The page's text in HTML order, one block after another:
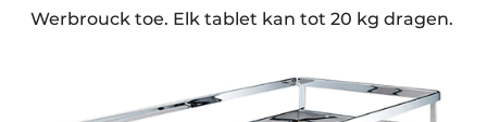
Werbrouck toe. Elk tablet kan tot 20 kg dragen.